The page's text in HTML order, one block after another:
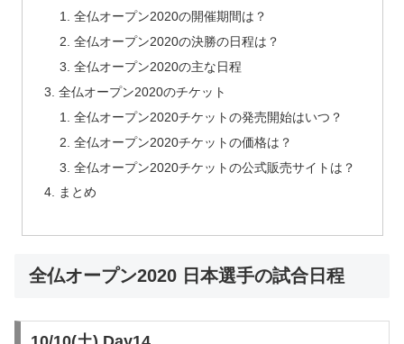
全仏オープン2020の開催期間は？
全仏オープン2020の決勝の日程は？
全仏オープン2020の主な日程
全仏オープン2020のチケット
全仏オープン2020チケットの発売開始はいつ？
全仏オープン2020チケットの価格は？
全仏オープン2020チケットの公式販売サイトは？
まとめ
全仏オープン2020 日本選手の試合日程